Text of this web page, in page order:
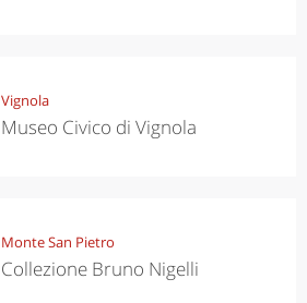
Vignola
Museo Civico di Vignola
Monte San Pietro
Collezione Bruno Nigelli